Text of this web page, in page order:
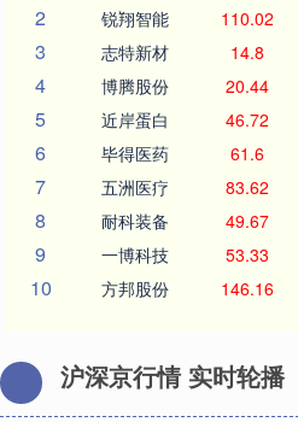
2 锐翔智能 110.02
3 志特新材 14.8
4 博腾股份 20.44
5 近岸蛋白 46.72
6 毕得医药 61.6
7 五洲医疗 83.62
8 耐科装备 49.67
9 一博科技 53.33
10 方邦股份 146.16
沪深京行情 实时轮播